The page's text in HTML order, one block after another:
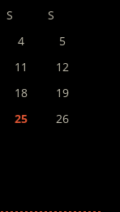
S
S
4
5
11
12
18
19
25
26